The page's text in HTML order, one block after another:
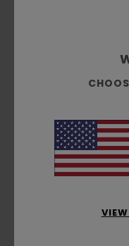
Original anzeigen -